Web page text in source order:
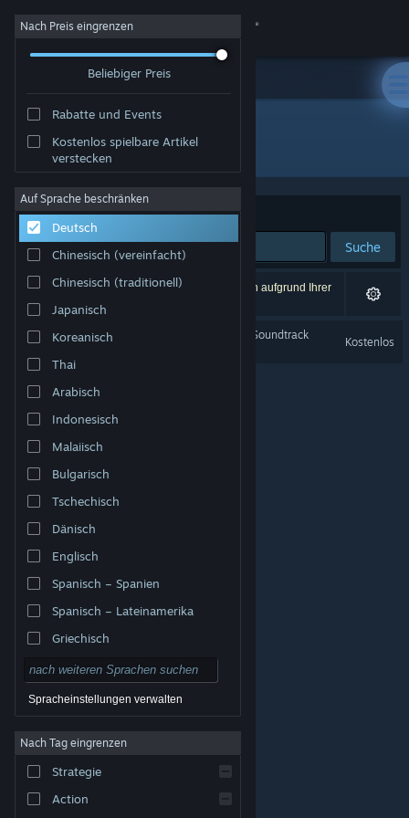
Anmelden
Info
Support
Sprache ändern
Steam-Mobile-App herunterladen
Desktopversion anzeigen
© Valve Corporation. Alle Rechte vorbehalten. Alle
USA und anderen Ländern.
Rechtliches
Barrierefreiheit
Nutzungsvertrag
Nach Preis eingrenzen
Beliebiger Preis
Rabatte und Events
Kostenlos spielbare Artikel
verstecken
Auf Sprache beschränken
Deutsch
Chinesisch (vereinfacht)
Chinesisch (traditionell)
Japanisch
Koreanisch
Thai
Arabisch
Indonesisch
Malaiisch
Bulgarisch
Tschechisch
Dänisch
Englisch
Spanisch – Spanien
Spanisch – Lateinamerika
Griechisch
Spracheinstellungen verwalten
Nach Tag eingrenzen
Strategie
Action
Entwickler: Redact Games
Sortieren nach Relevanz
Suche
1 Ergebnis entspricht Ihrer Suche. 2 Titel wurden aufgrund Ihrer
Einstellungen ausgeschlossen.
Dread X Collection Year 1 Soundtrack
Kostenlos